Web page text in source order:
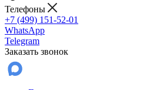
Телефоны
+7 (499) 151-52-01
WhatsApp
Telegram
Заказать звонок